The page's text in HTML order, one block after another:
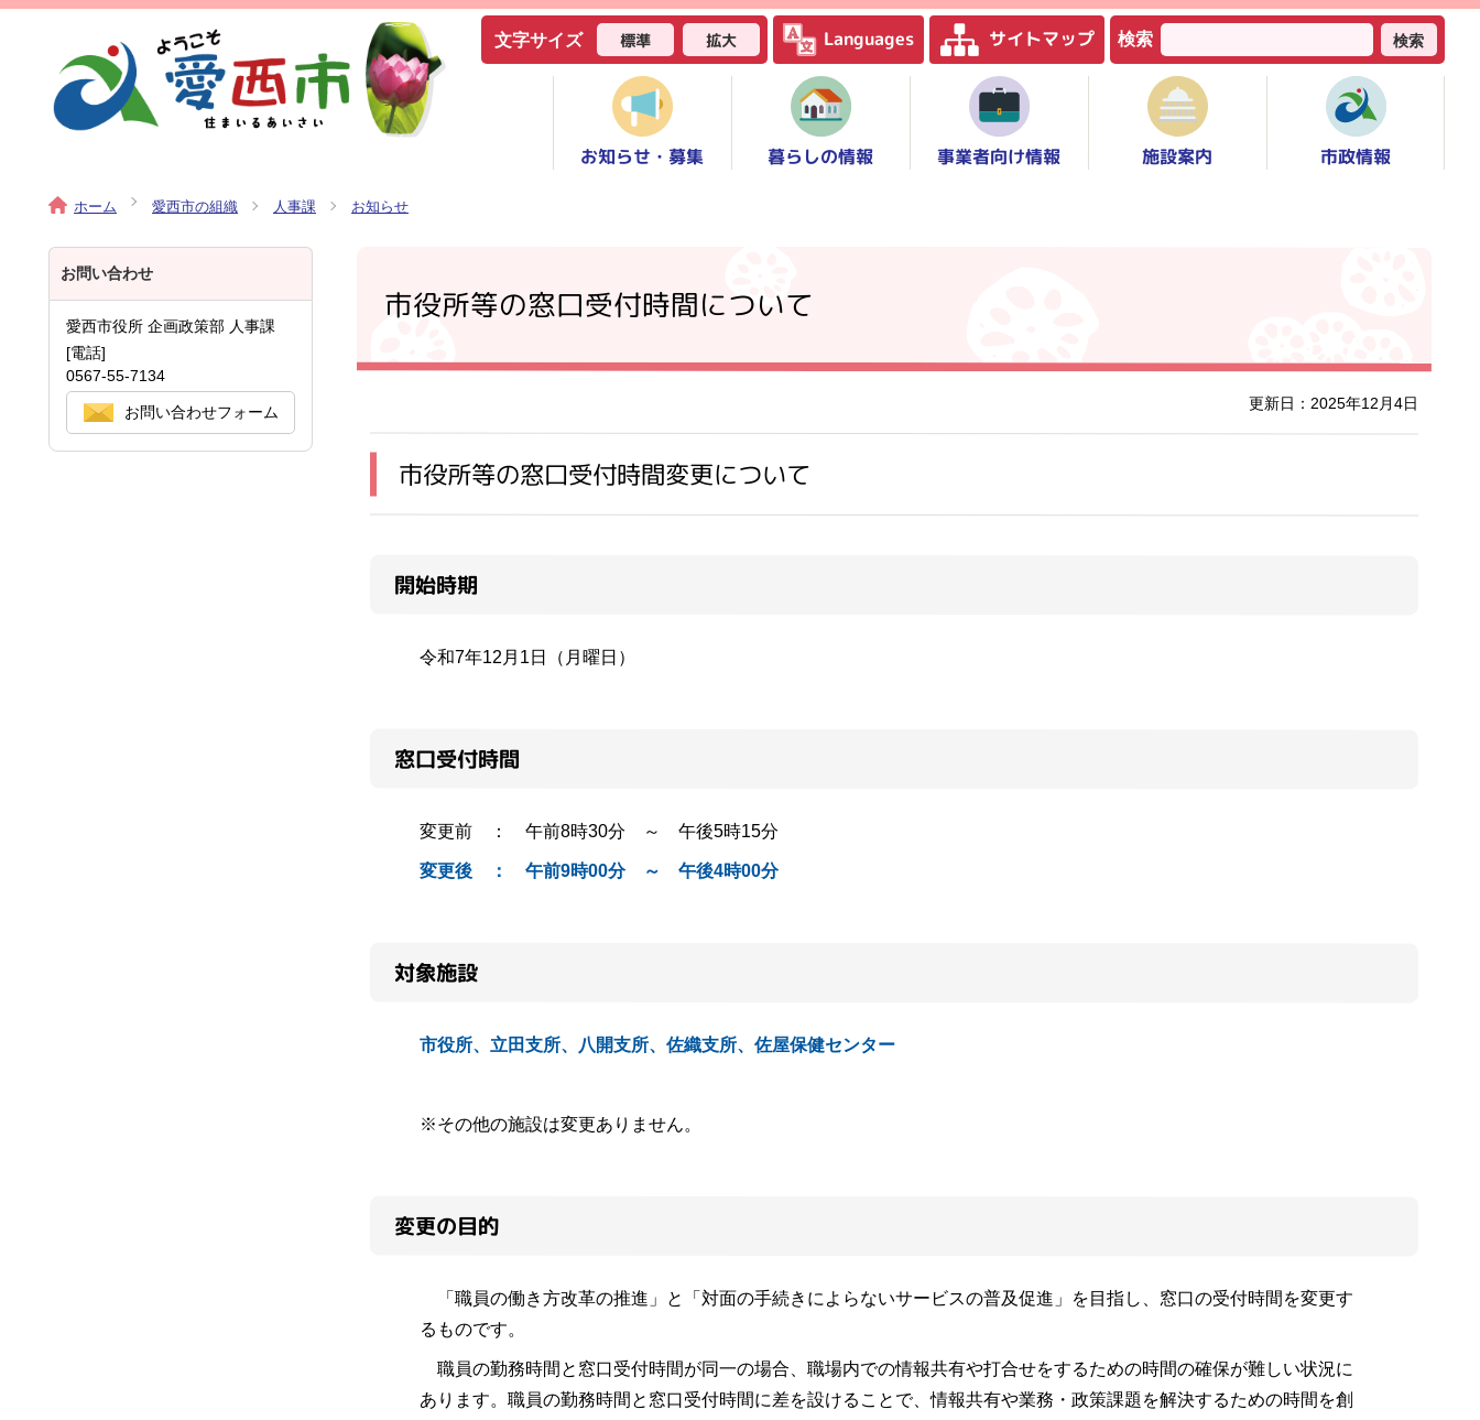
文字サイズ 標準 拡大 Languages サイトマップ 検索 検索
お知らせ・募集 暮らしの情報 事業者向け情報 施設案内 市政情報
ホーム 愛西市の組織 人事課 お知らせ
市役所等の窓口受付時間について
更新日：2025年12月4日
市役所等の窓口受付時間変更について
開始時期
令和7年12月1日（月曜日）
窓口受付時間
変更前 ： 午前8時30分 ～ 午後5時15分
変更後 ： 午前9時00分 ～ 午後4時00分
対象施設
市役所、立田支所、八開支所、佐織支所、佐屋保健センター
※その他の施設は変更ありません。
変更の目的
「職員の働き方改革の推進」と「対面の手続きによらないサービスの普及促進」を目指し、窓口の受付時間を変更す
るものです。
職員の勤務時間と窓口受付時間が同一の場合、職場内での情報共有や打合せをするための時間の確保が難しい状況に
あります。職員の勤務時間と窓口受付時間に差を設けることで、情報共有や業務・政策課題を解決するための時間を創
お問い合わせ
愛西市役所 企画政策部 人事課
[電話]
0567-55-7134
お問い合わせフォーム